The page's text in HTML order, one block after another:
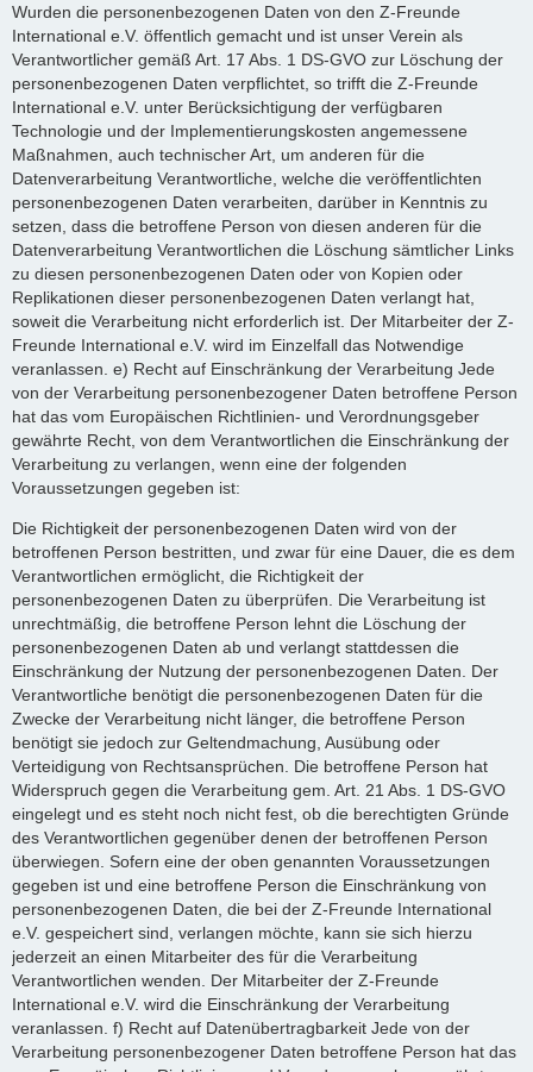
Wurden die personenbezogenen Daten von den Z-Freunde
International e.V. öffentlich gemacht und ist unser Verein als
Verantwortlicher gemäß Art. 17 Abs. 1 DS-GVO zur Löschung der
personenbezogenen Daten verpflichtet, so trifft die Z-Freunde
International e.V. unter Berücksichtigung der verfügbaren
Technologie und der Implementierungskosten angemessene
Maßnahmen, auch technischer Art, um anderen für die
Datenverarbeitung Verantwortliche, welche die veröffentlichten
personenbezogenen Daten verarbeiten, darüber in Kenntnis zu
setzen, dass die betroffene Person von diesen anderen für die
Datenverarbeitung Verantwortlichen die Löschung sämtlicher Links
zu diesen personenbezogenen Daten oder von Kopien oder
Replikationen dieser personenbezogenen Daten verlangt hat,
soweit die Verarbeitung nicht erforderlich ist. Der Mitarbeiter der Z-
Freunde International e.V. wird im Einzelfall das Notwendige
veranlassen. e) Recht auf Einschränkung der Verarbeitung Jede
von der Verarbeitung personenbezogener Daten betroffene Person
hat das vom Europäischen Richtlinien- und Verordnungsgeber
gewährte Recht, von dem Verantwortlichen die Einschränkung der
Verarbeitung zu verlangen, wenn eine der folgenden
Voraussetzungen gegeben ist:
Die Richtigkeit der personenbezogenen Daten wird von der
betroffenen Person bestritten, und zwar für eine Dauer, die es dem
Verantwortlichen ermöglicht, die Richtigkeit der
personenbezogenen Daten zu überprüfen. Die Verarbeitung ist
unrechtmäßig, die betroffene Person lehnt die Löschung der
personenbezogenen Daten ab und verlangt stattdessen die
Einschränkung der Nutzung der personenbezogenen Daten. Der
Verantwortliche benötigt die personenbezogenen Daten für die
Zwecke der Verarbeitung nicht länger, die betroffene Person
benötigt sie jedoch zur Geltendmachung, Ausübung oder
Verteidigung von Rechtsansprüchen. Die betroffene Person hat
Widerspruch gegen die Verarbeitung gem. Art. 21 Abs. 1 DS-GVO
eingelegt und es steht noch nicht fest, ob die berechtigten Gründe
des Verantwortlichen gegenüber denen der betroffenen Person
überwiegen. Sofern eine der oben genannten Voraussetzungen
gegeben ist und eine betroffene Person die Einschränkung von
personenbezogenen Daten, die bei der Z-Freunde International
e.V. gespeichert sind, verlangen möchte, kann sie sich hierzu
jederzeit an einen Mitarbeiter des für die Verarbeitung
Verantwortlichen wenden. Der Mitarbeiter der Z-Freunde
International e.V. wird die Einschränkung der Verarbeitung
veranlassen. f) Recht auf Datenübertragbarkeit Jede von der
Verarbeitung personenbezogener Daten betroffene Person hat das